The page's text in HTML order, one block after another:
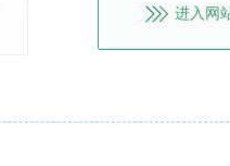
进入网